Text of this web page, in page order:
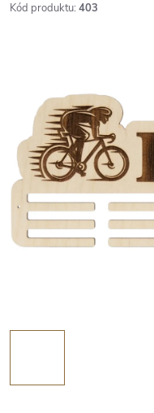
Kód produktu: 403